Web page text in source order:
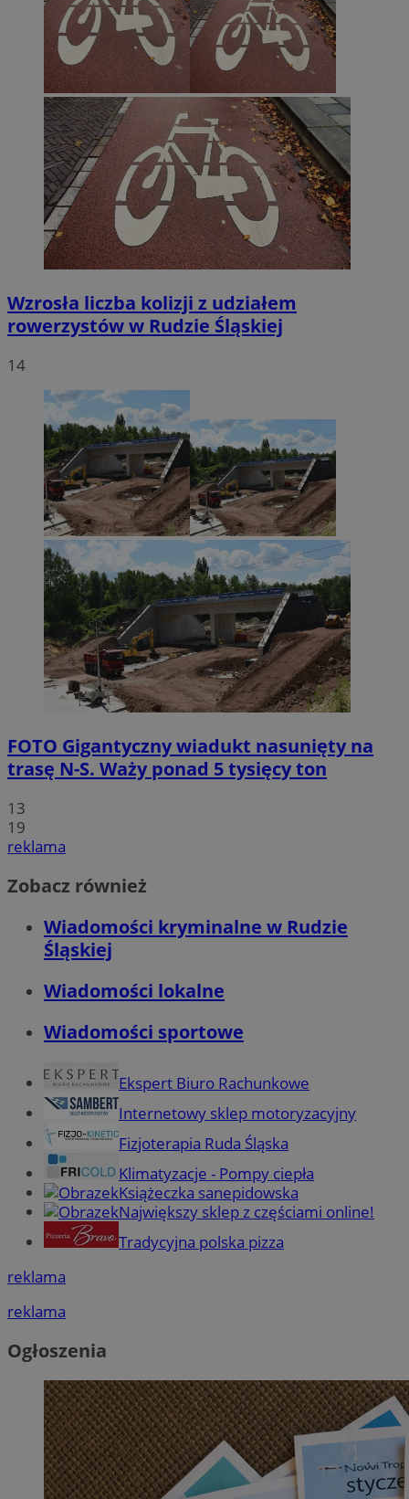
Wzrosła liczba kolizji z udziałem
rowerzystów w Rudzie Śląskiej
14
FOTO Gigantyczny wiadukt nasunięty na
trasę N-S. Waży ponad 5 tysięcy ton
13
19
reklama
Zobacz również
Wiadomości kryminalne w Rudzie
Śląskiej
Wiadomości lokalne
Wiadomości sportowe
Ekspert Biuro Rachunkowe
Internetowy sklep motoryzacyjny
Fizjoterapia Ruda Śląska
Klimatyzacje - Pompy ciepła
Książeczka sanepidowska
Największy sklep z częściami online!
Tradycyjna polska pizza
reklama
reklama
Ogłoszenia